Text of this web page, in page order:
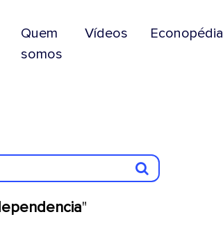
Quem
somos
Vídeos Econopédia
"